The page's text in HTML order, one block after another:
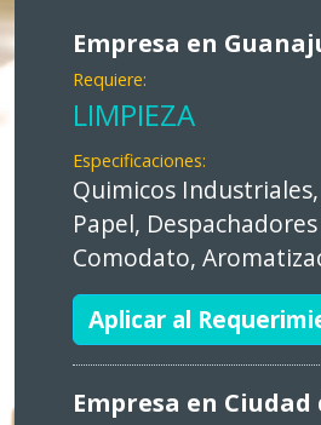
Empresa en
Requiere:
LIMPIEZA
Especificaciones:
Quimicos Industriales,
Papel,
Comodato,
Aplicar al
Empresa en Ciudad